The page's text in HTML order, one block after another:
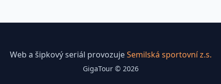
Web a šipkový seriál provozujeSemilská sportovní z.s.
GigaTour © 2026